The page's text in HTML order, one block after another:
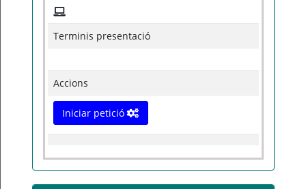
Terminis presentació
Accions
Iniciar petició